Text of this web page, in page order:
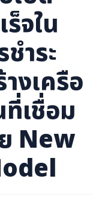
จใน
ำระ
งเครือ
ที่เชื่อม
New